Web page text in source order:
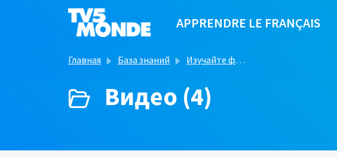
Переход к главному содержимому
APPRENDRE LE FRANÇAIS
Главная База знаний Изучайте французский язык с TV5MONDE
Видео (4)